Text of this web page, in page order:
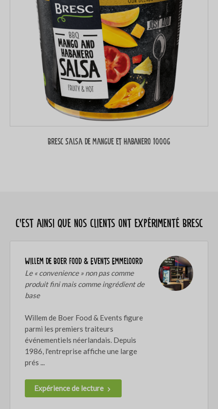
Bresc Salsa de mangue et habanero 1000g
C’est ainsi que nos clients ont expérimenté Bresc
Willem de Boer Food & Events Emmeloord
Le « convenience » non pas comme
produit fini mais comme ingrédient de
base
Willem de Boer Food & Events figure
parmi les premiers traiteurs
événementiels néerlandais. Depuis
1986, l'entreprise affiche une large
prés ...
Expérience de lecture